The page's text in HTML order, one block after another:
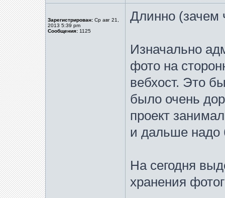
Зарегистрирован: Ср авг 21,
2013 5:39 pm
Сообщения: 1125
Длинно (зачем
Изначально
фото на
вебхост. Это
было очень
проект
и дальше надо
На сегодня
хранения